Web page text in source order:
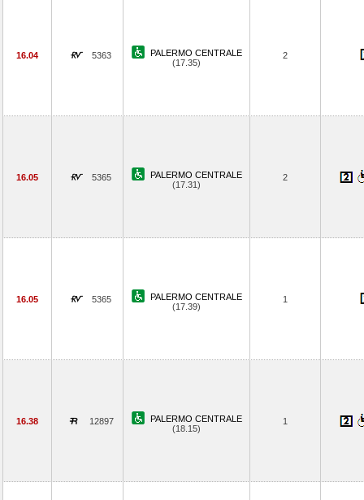
16.04 5363
PALERMO CENTRALE
(17.35)
2
16.05 5365
PALERMO CENTRALE
(17.31)
2
16.05 5365
PALERMO CENTRALE
(17.39)
1
16.38 12897
PALERMO CENTRALE
(18.15)
1